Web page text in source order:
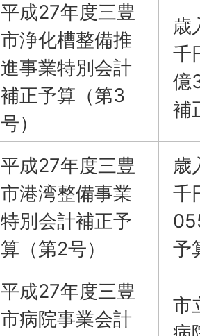
平成27年度三豊
市浄化槽整備推
進事業特別会計
補正予算（第3
号）
歳
千
億
補
平成27年度三豊
市港湾整備事業
特別会計補正予
算（第2号）
歳
千
予
平成27年度三豊
市病院事業会計
市